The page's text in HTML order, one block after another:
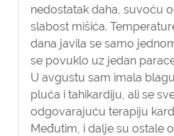
nedostatak daha, suvoću
slabost mišića.
dana javila se samo
se povuklo uz jedan
U avgustu sam imala
pluća i tahikardiju, ali se
odgovarajuću terapiju
Međutim, i dalje su ostale